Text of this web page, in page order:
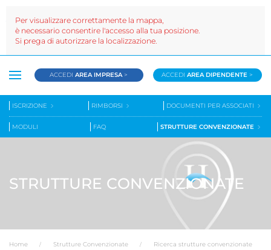
ACCEDIAREA IMPRESA > ACCEDIAREA DIPENDENTE >
ISCRIZIONE RIMBORSI DOCUMENTI PER ASSOCIATI
MODULI FAQ STRUTTURE CONVENZIONATE
STRUTTURE CONVENZIONATE
Home Strutture Convenzionate
Ricerca strutture convenzionate
Per visualizzare correttamente la mappa,
è necessario consentire l'accesso alla tua posizione.
Si prega di autorizzare la localizzazione.